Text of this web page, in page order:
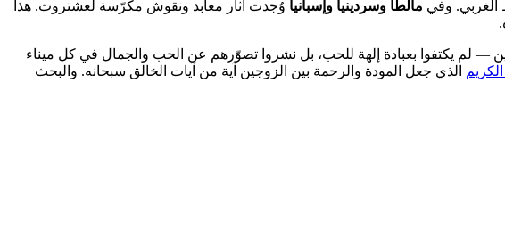
الغربي. وفي مالطا وسردينيا وإسبانيا وُجدت آثار معابد ونقوش مكرّسة لعشتروت. هذا
— لم يكتفوا بعبادة إلهة للحب، بل نشروا تصوّرهم عن الحب والجمال في كل ميناء
الذي جعل المودة والرحمة بين الزوجين آية من آيات الخالق سبحانه. والبحث